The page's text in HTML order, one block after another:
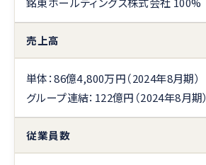
売上高
単体：86億4,800万円（2024年8月期）
グループ連結：122億円（2024年8月期）
従業員数